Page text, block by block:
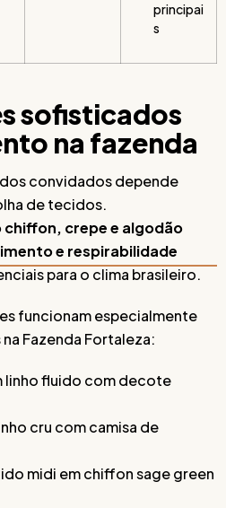
principai
s
sofisticados
na fazenda
convidados depende
de tecidos.
chiffon, crepe e algodão
e respirabilidade
para o clima brasileiro.
funcionam especialmente
Fazenda Fortaleza:
linho fluido com decote
cru com camisa de
midi em chiffon sage green